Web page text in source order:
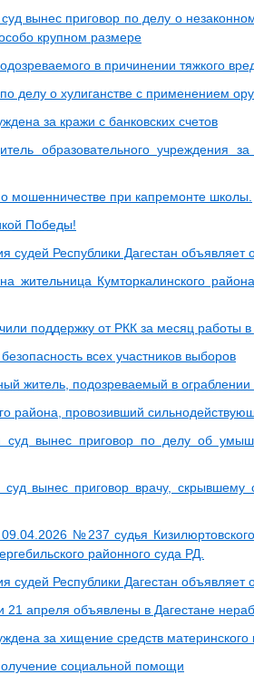
суд вынес приговор по делу о
крупном размере
в причинении тяжкого
делу о хулиганстве с применением
за кражи с банковских счетов
образовательного учреждения
мошенничестве при капремонте школы.
Победы!
судей Республики Дагестан объявляет
жительница Кумторкалинского
поддержку от РКК за месяц работы в
всех участников выборов
житель, подозреваемый в ограблении
района, провозивший
суд вынес приговор по делу об
суд вынес приговор врачу,
№237 судья
районного суда РД.
судей Республики Дагестан объявляет
21 апреля объявлены в Дагестане
за хищение средств материнского
социальной помощи